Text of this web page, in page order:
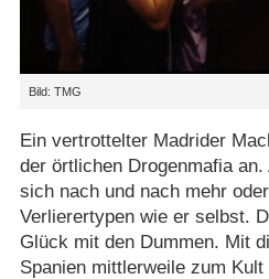
Bild: TMG
Ein vertrottelter Madrider
der örtlichen Drogenmafia
sich nach und nach mehr
Verlierertypen wie er selbst.
Glück mit den Dummen. Mit
Spanien mittlerweile zum Kult